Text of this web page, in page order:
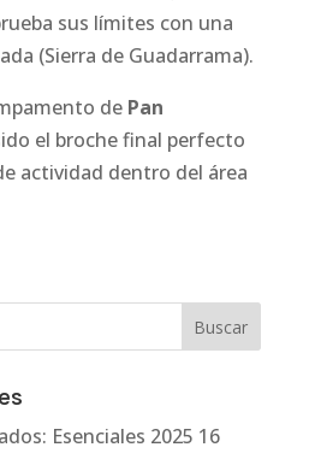
sus límites con una
(Sierra de Guadarrama).
de Pan
el broche final perfecto
actividad dentro del área
Esenciales 2025 16